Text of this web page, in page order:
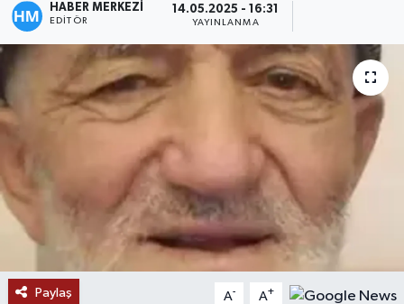
HABER MERKEZİ
EDITÖR
14.05.2025 - 16:31
YAYINLANMA
Paylaş A- A+